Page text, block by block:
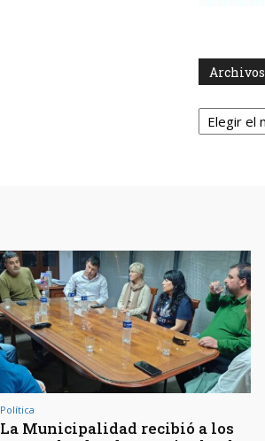
Archivos
Archivos
Política
La Municipalidad recibió a los